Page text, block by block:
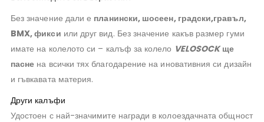
Без значение дали е планински, шосеен, градски,гравъл,
BMX, фикси или друг вид. Без значение какъв размер гуми
имате на колелото си – калъф за колело VELOSOCK ще
пасне на всички тях благодарение на иновативния си дизайн
и гъвкавата материя.
Други калъфи
Удостоен с най-значимите награди в колоездачната общност